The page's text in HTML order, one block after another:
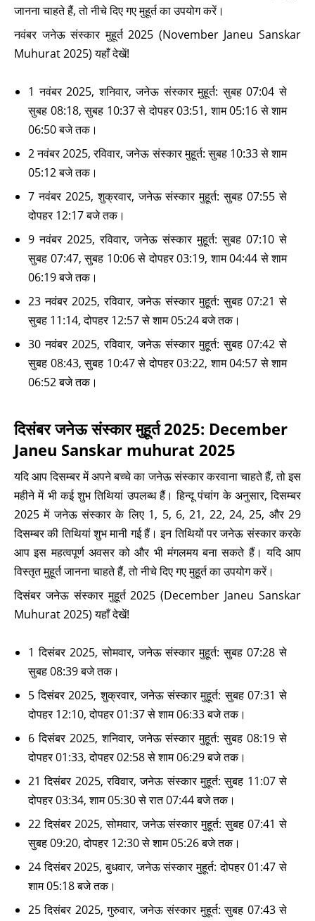
जानना चाहते हैं, तो नीचे दिए गए मुहूर्त का उपयोग करें।
नवंबर जनेऊ संस्कार मुहूर्त 2025 (November Janeu Sanskar
Muhurat 2025) यहाँ देखें!
1 नवंबर 2025, शनिवार, जनेऊ संस्कार मुहूर्त: सुबह 07:04 से
सुबह 08:18, सुबह 10:37 से दोपहर 03:51, शाम 05:16 से शाम
06:50 बजे तक।
2 नवंबर 2025, रविवार, जनेऊ संस्कार मुहूर्त: सुबह 10:33 से शाम
05:12 बजे तक।
7 नवंबर 2025, शुक्रवार, जनेऊ संस्कार मुहूर्त: सुबह 07:55 से
दोपहर 12:17 बजे तक।
9 नवंबर 2025, रविवार, जनेऊ संस्कार मुहूर्त: सुबह 07:10 से
सुबह 07:47, सुबह 10:06 से दोपहर 03:19, शाम 04:44 से शाम
06:19 बजे तक।
23 नवंबर 2025, रविवार, जनेऊ संस्कार मुहूर्त: सुबह 07:21 से
सुबह 11:14, दोपहर 12:57 से शाम 05:24 बजे तक।
30 नवंबर 2025, रविवार, जनेऊ संस्कार मुहूर्त: सुबह 07:42 से
सुबह 08:43, सुबह 10:47 से दोपहर 03:22, शाम 04:57 से शाम
06:52 बजे तक।
दिसंबर जनेऊ संस्कार मुहूर्त 2025: December
Janeu Sanskar muhurat 2025
यदि आप दिसम्बर में अपने बच्चे का जनेऊ संस्कार करवाना चाहते हैं, तो इस
महीने में भी कई शुभ तिथियां उपलब्ध हैं। हिन्दू पंचांग के अनुसार, दिसम्बर
2025 में जनेऊ संस्कार के लिए 1, 5, 6, 21, 22, 24, 25, और 29
दिसम्बर की तिथियां शुभ मानी गई हैं। इन तिथियों पर जनेऊ संस्कार करके
आप इस महत्वपूर्ण अवसर को और भी मंगलमय बना सकते हैं। यदि आप
विस्तृत मुहूर्त जानना चाहते हैं, तो नीचे दिए गए मुहूर्त का उपयोग करें।
दिसंबर जनेऊ संस्कार मुहूर्त 2025 (December Janeu Sanskar
Muhurat 2025) यहाँ देखें!
1 दिसंबर 2025, सोमवार, जनेऊ संस्कार मुहूर्त: सुबह 07:28 से
सुबह 08:39 बजे तक।
5 दिसंबर 2025, शुक्रवार, जनेऊ संस्कार मुहूर्त: सुबह 07:31 से
दोपहर 12:10, दोपहर 01:37 से शाम 06:33 बजे तक।
6 दिसंबर 2025, शनिवार, जनेऊ संस्कार मुहूर्त: सुबह 08:19 से
दोपहर 01:33, दोपहर 02:58 से शाम 06:29 बजे तक।
21 दिसंबर 2025, रविवार, जनेऊ संस्कार मुहूर्त: सुबह 11:07 से
दोपहर 03:34, शाम 05:30 से रात 07:44 बजे तक।
22 दिसंबर 2025, सोमवार, जनेऊ संस्कार मुहूर्त: सुबह 07:41 से
सुबह 09:20, दोपहर 12:30 से शाम 05:26 बजे तक।
24 दिसंबर 2025, बुधवार, जनेऊ संस्कार मुहूर्त: दोपहर 01:47 से
शाम 05:18 बजे तक।
25 दिसंबर 2025, गुरुवार, जनेऊ संस्कार मुहूर्त: सुबह 07:43 से